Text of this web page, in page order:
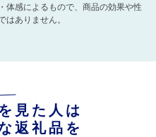
感によるもので、商品の効果や性
はありません。
見た人は
返礼品を